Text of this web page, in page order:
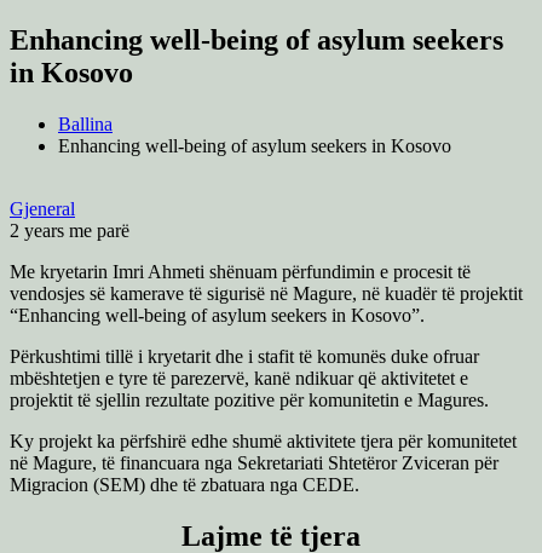
Enhancing well-being of asylum seekers
in Kosovo
Ballina
Enhancing well-being of asylum seekers in Kosovo
Gjeneral
2 years me parë
Me kryetarin Imri Ahmeti shënuam përfundimin e procesit të
vendosjes së kamerave të sigurisë në Magure, në kuadër të projektit
“Enhancing well-being of asylum seekers in Kosovo”.
Përkushtimi tillë i kryetarit dhe i stafit të komunës duke ofruar
mbështetjen e tyre të parezervë, kanë ndikuar që aktivitetet e
projektit të sjellin rezultate pozitive për komunitetin e Magures.
Ky projekt ka përfshirë edhe shumë aktivitete tjera për komunitetet
në Magure, të financuara nga Sekretariati Shtetëror Zviceran për
Migracion (SEM) dhe të zbatuara nga CEDE.
Lajme të tjera